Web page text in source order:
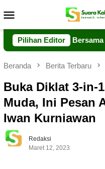
ke
Mobile
Pilihan Editor
Bersama TNI-Polri
Beranda Berita Terbaru
Buka Diklat 3-in-
Muda, Ini Pesan
Iwan Kurniawan
Redaksi
Maret 12, 2023